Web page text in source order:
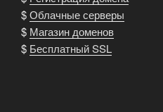
$Облачные серверы
$ Магазин доменов
$ Бесплатный SSL